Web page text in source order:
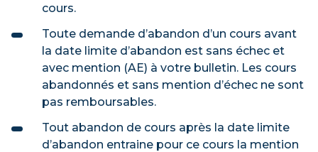
cours.
Toute demande d’abandon d’un cours avant
la date limite d’abandon est sans échec et
avec mention (AE) à votre bulletin. Les cours
abandonnés et sans mention d’échec ne sont
pas remboursables.
Tout abandon de cours après la date limite
d’abandon entraine pour ce cours la mention